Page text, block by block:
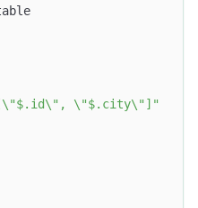
\"$.city\"]"